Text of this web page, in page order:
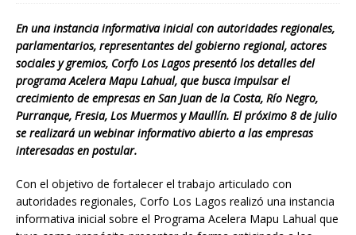
En una instancia informativa inicial con autoridades regionales,
parlamentarios, representantes del gobierno regional, actores
sociales y gremios, Corfo Los Lagos presentó los detalles del
programa Acelera Mapu Lahual, que busca impulsar el
crecimiento de empresas en San Juan de la Costa, Río Negro,
Purranque, Fresia, Los Muermos y Maullín. El próximo 8 de julio
se realizará un webinar informativo abierto a las empresas
interesadas en postular.
Con el objetivo de fortalecer el trabajo articulado con
autoridades regionales, Corfo Los Lagos realizó una instancia
informativa inicial sobre el Programa Acelera Mapu Lahual que